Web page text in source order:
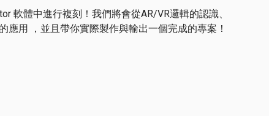
軟體中進行複刻！我們將會從AR/VR邏輯的認識、
應用 ，並且帶你實際製作與輸出一個完成的專案！